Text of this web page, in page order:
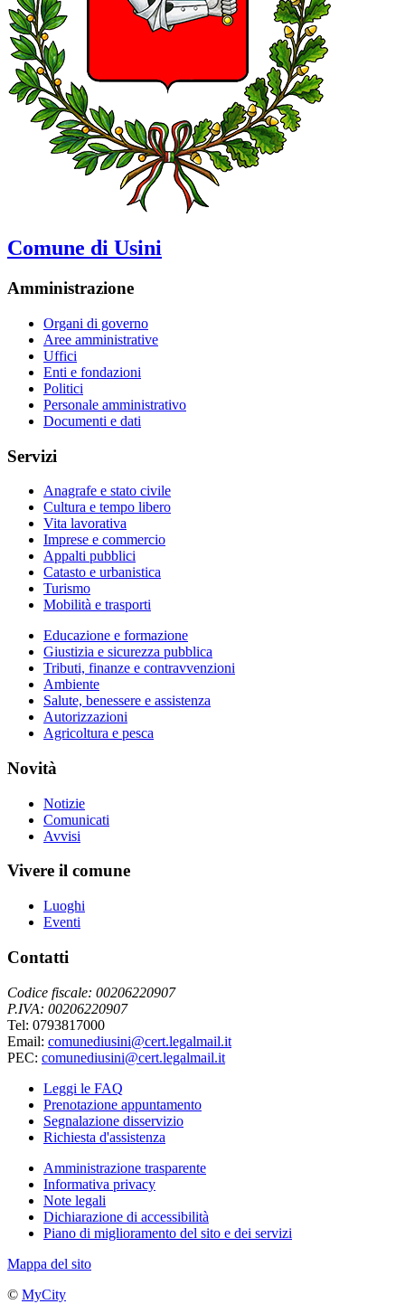
Comune di Usini
Amministrazione
Organi di governo
Aree amministrative
Uffici
Enti e fondazioni
Politici
Personale amministrativo
Documenti e dati
Servizi
Anagrafe e stato civile
Cultura e tempo libero
Vita lavorativa
Imprese e commercio
Appalti pubblici
Catasto e urbanistica
Turismo
Mobilità e trasporti
Educazione e formazione
Giustizia e sicurezza pubblica
Tributi, finanze e contravvenzioni
Ambiente
Salute, benessere e assistenza
Autorizzazioni
Agricoltura e pesca
Novità
Notizie
Comunicati
Avvisi
Vivere il comune
Luoghi
Eventi
Contatti
Codice fiscale: 00206220907
P.IVA: 00206220907
Tel: 0793817000
Email: comunediusini@cert.legalmail.it
PEC: comunediusini@cert.legalmail.it
Leggi le FAQ
Prenotazione appuntamento
Segnalazione disservizio
Richiesta d'assistenza
Amministrazione trasparente
Informativa privacy
Note legali
Dichiarazione di accessibilità
Piano di miglioramento del sito e dei servizi
Mappa del sito
© MyCity